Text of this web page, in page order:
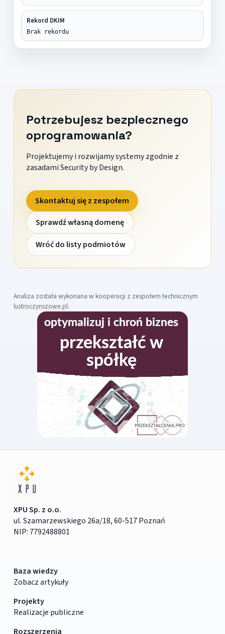
Rekord DKIM
Brak rekordu
Potrzebujesz bezpiecznego
oprogramowania?
Projektujemy i rozwijamy systemy zgodnie z
zasadami Security by Design.
Skontaktuj się z zespołem
Sprawdź własną domenę
Wróć do listy podmiotów
Analiza została wykonana w kooperacji z zespołem technicznym
lustroczynszowe.pl.
XPU Sp. z o.o.
ul. Szamarzewskiego 26a/18, 60-517 Poznań
NIP: 7792488801
Baza wiedzy
Zobacz artykuły
Projekty
Realizacje publiczne
Rozszerzenia